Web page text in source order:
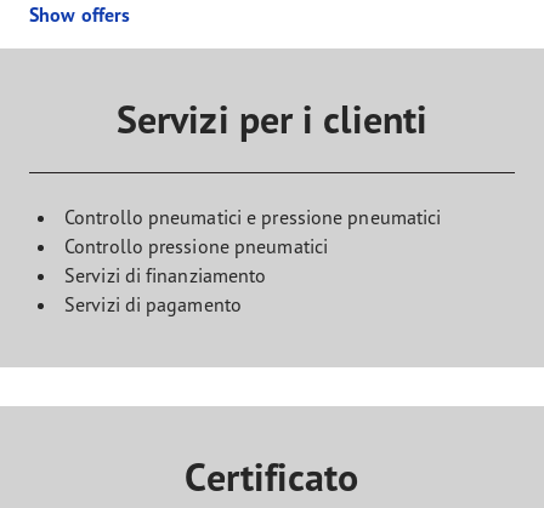
Show offers
Servizi per i clienti
Controllo pneumatici e pressione pneumatici
Controllo pressione pneumatici
Servizi di finanziamento
Servizi di pagamento
Certificato